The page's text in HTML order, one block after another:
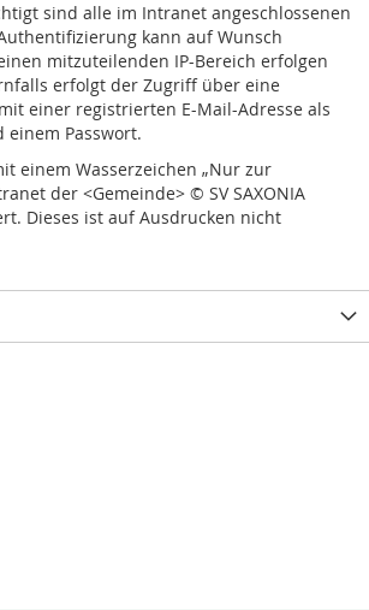
sind alle im Intranet angeschlossenen
kann auf Wunsch
mitzuteilenden IP-Bereich erfolgen
erfolgt der Zugriff über eine
einer registrierten E-Mail-Adresse als
einem Passwort.
einem Wasserzeichen „Nur zur
der <Gemeinde> © SV SAXONIA
Dieses ist auf Ausdrucken nicht